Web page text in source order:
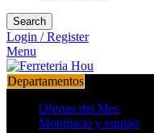
Search
Login / Register
Menu
Departamentos
Ofertas del Mes
Mobiliario y equipo